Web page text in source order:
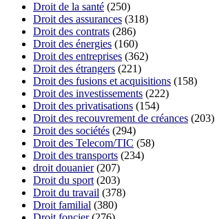
Droit de la santé (250)
Droit des assurances (318)
Droit des contrats (286)
Droit des énergies (160)
Droit des entreprises (362)
Droit des étrangers (221)
Droit des fusions et acquisitions (158)
Droit des investissements (222)
Droit des privatisations (154)
Droit des recouvrement de créances (203)
Droit des sociétés (294)
Droit des Telecom/TIC (58)
Droit des transports (234)
droit douanier(207)
Droit du sport (203)
Droit du travail (378)
Droit familial (380)